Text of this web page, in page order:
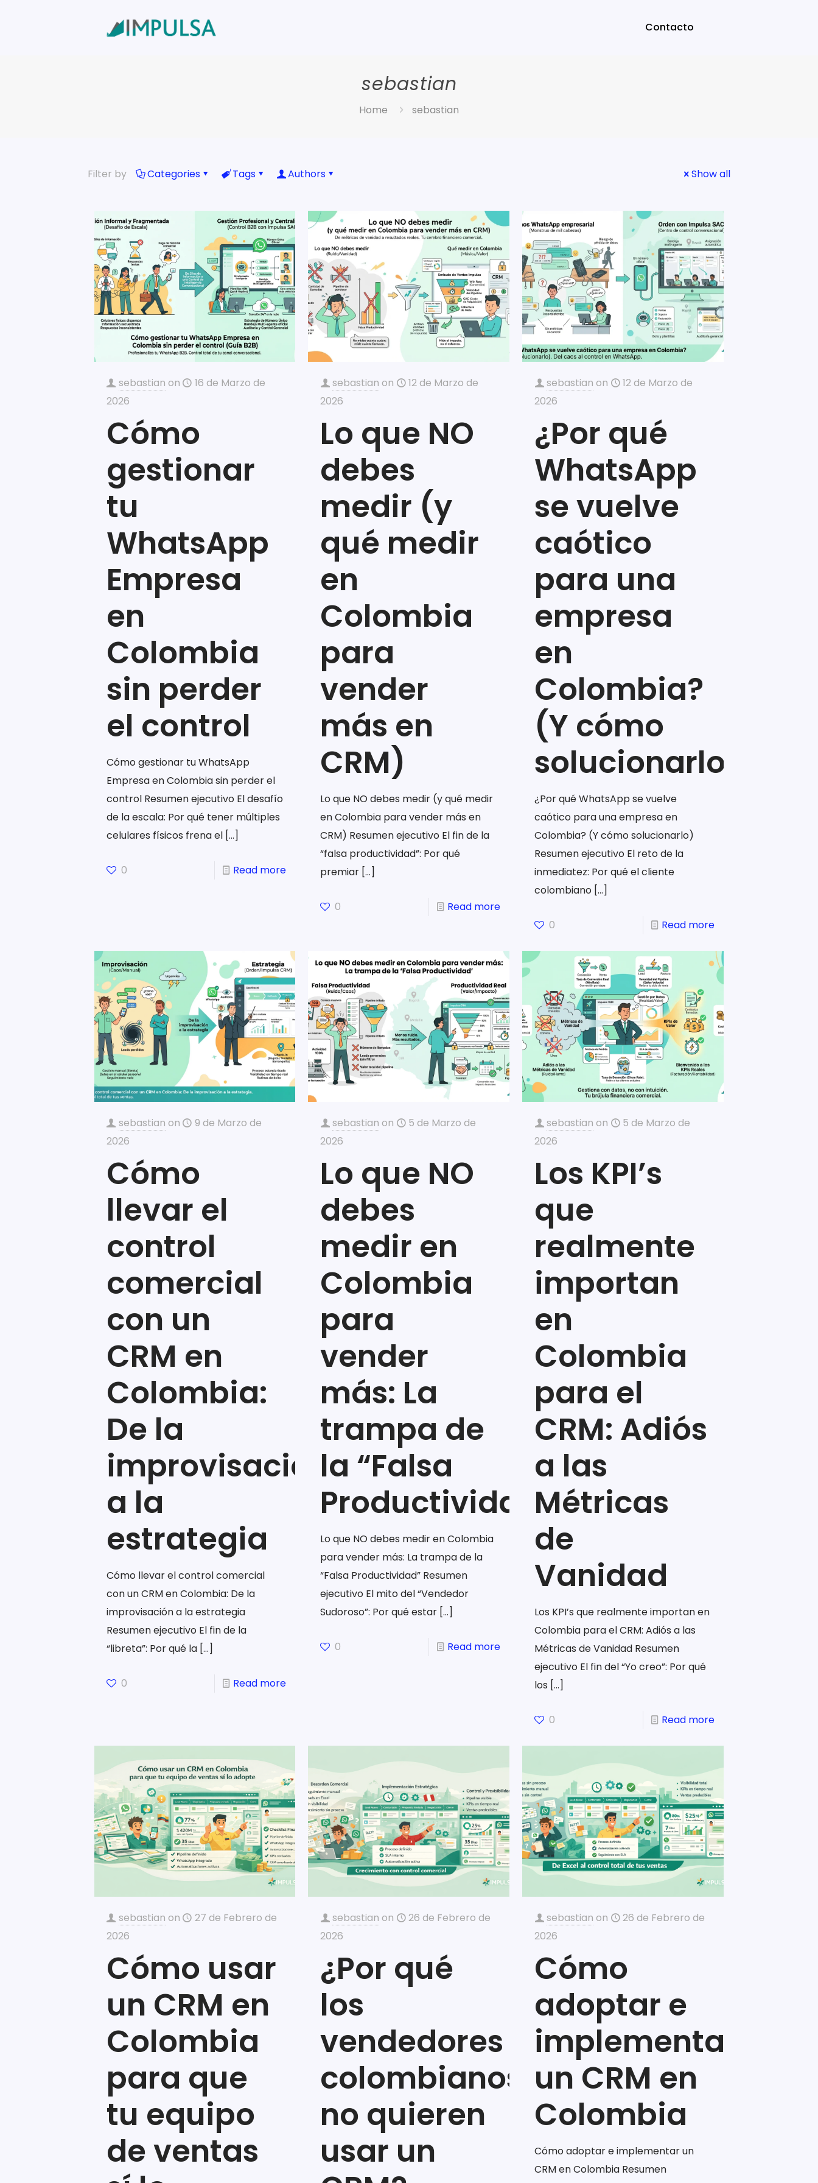
Contacto
sebastian
Home sebastian
Filter by Categories Tags Authors Show all
sebastian on
16 de Marzo de
2026
Cómo
gestionar
tu
WhatsApp
Empresa
en
Colombia
sin perder
el control
Cómo gestionar tu WhatsApp
Empresa en Colombia sin perder el
control Resumen ejecutivo El desafío
de la escala: Por qué tener múltiples
celulares físicos frena el[…]
0 Read more
sebastian on
12 de Marzo de
2026
Lo que NO
debes
medir (y
qué medir
en
Colombia
para
vender
más en
CRM)
Lo que NO debes medir (y qué medir
en Colombia para vender más en
CRM) Resumen ejecutivo El fin de la
“falsa productividad”: Por qué
premiar […]
0 Read more
sebastian on
12 de Marzo de
2026
¿Por qué
WhatsApp
se vuelve
caótico
para una
empresa
en
Colombia?
(Y cómo
solucionarlo)
¿Por qué WhatsApp se vuelve
caótico para una empresa en
Colombia? (Y cómo solucionarlo)
Resumen ejecutivo El reto de la
inmediatez: Por qué el cliente
colombiano […]
0 Read more
sebastian on
9 de Marzo de
2026
Cómo
llevar el
control
comercial
con un
CRM en
Colombia:
De la
improvisación
a la
estrategia
Cómo llevar el control comercial
con un CRM en Colombia: De la
improvisación a la estrategia
Resumen ejecutivo El fin de la
“libreta”: Por qué la[…]
0 Read more
sebastian on
5 de Marzo de
2026
Lo que NO
debes
medir en
Colombia
para
vender
más: La
trampa de
la “Falsa
Productividad”
Lo que NO debes medir en Colombia
para vender más: La trampa de la
“Falsa Productividad” Resumen
ejecutivo El mito del “Vendedor
Sudoroso”: Por qué estar […]
0 Read more
sebastian on
5 de Marzo de
2026
Los KPI’s
que
realmente
importan
en
Colombia
para el
CRM: Adiós
a las
Métricas
de
Vanidad
Los KPI’s que realmente importan en
Colombia para el CRM: Adiós a las
Métricas de Vanidad Resumen
ejecutivo El fin del “Yo creo”: Por qué
los […]
0 Read more
sebastian on
27 de Febrero de
2026
Cómo usar
un CRM en
Colombia
para que
tu equipo
de ventas
sebastian on
26 de Febrero de
2026
¿Por qué
los
vendedores
colombianos
no quieren
usar un
sebastian on
26 de Febrero de
2026
Cómo
adoptar e
implementar
un CRM en
Colombia
Cómo adoptar e implementar un
CRM en Colombia Resumen